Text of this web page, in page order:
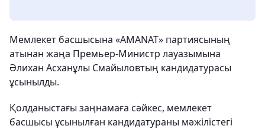
Мемлекет басшысына «AMANAT» партиясының
атынан жаңа Премьер-Министр лауазымына
Әлихан Асханұлы Смайыловтың кандидатурасы
ұсынылды.
Қолданыстағы заңнамаға сәйкес, мемлекет
басшысы ұсынылған кандидатураны мәжілістегі